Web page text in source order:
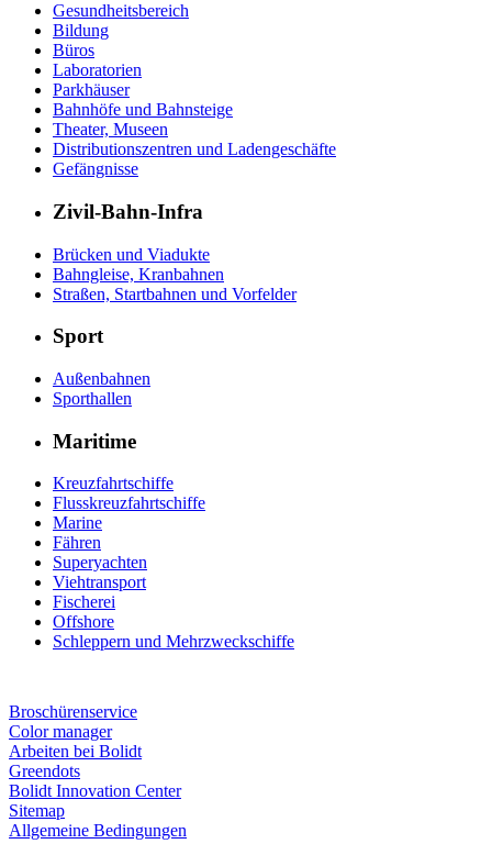
Gesundheitsbereich
Bildung
Büros
Laboratorien
Parkhäuser
Bahnhöfe und Bahnsteige
Theater, Museen
Distributionszentren und Ladengeschäfte
Gefängnisse
Zivil-Bahn-Infra
Brücken und Viadukte
Bahngleise, Kranbahnen
Straßen, Startbahnen und Vorfelder
Sport
Außenbahnen
Sporthallen
Maritime
Kreuzfahrtschiffe
Flusskreuzfahrtschiffe
Marine
Fähren
Superyachten
Viehtransport
Fischerei
Offshore
Schleppern und Mehrzweckschiffe
Broschürenservice
Color manager
Arbeiten bei Bolidt
Greendots
Bolidt Innovation Center
Sitemap
Allgemeine Bedingungen